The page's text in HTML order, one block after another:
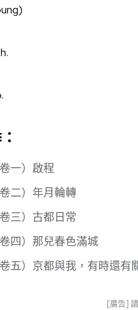
一）啟程
二）年月輪轉
三）古都日常
四）那兒春色滿城
五）京都與我，有時還有
[廣告]